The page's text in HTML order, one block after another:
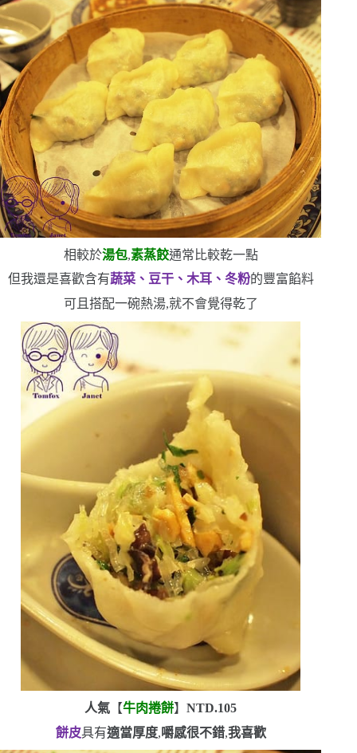
相較於湯包,素蒸餃通常比較乾一點
但我還是喜歡含有蔬菜、豆干、木耳、冬粉的豐富餡料
可且搭配一碗熱湯,就不會覺得乾了
人氣 【牛肉捲餅】NTD.105
餅皮具有適當厚度,嚼感很不錯,我喜歡